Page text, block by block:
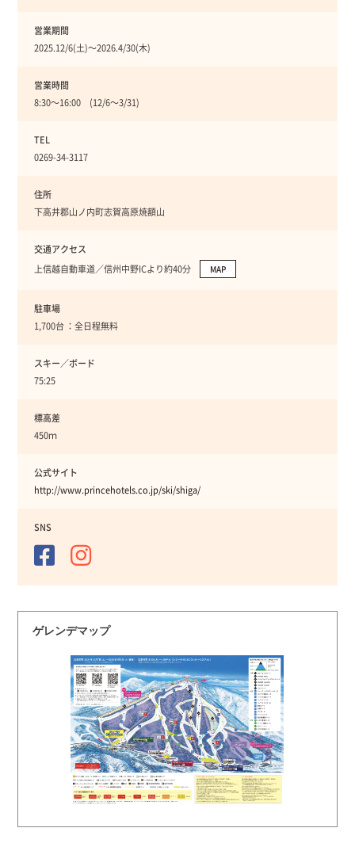
営業期間
2025.12/6(土)〜2026.4/30(木)
営業時間
8:30〜16:00 (12/6〜3/31)
TEL
0269-34-3117
住所
下高井郡山ノ内町志賀高原焼額山
交通アクセス
上信越自動車道／信州中野ICより約40分
MAP
駐車場
1,700台 ：全日程無料
スキー／ボード
75:25
標高差
450ｍ
公式サイト
http://www.princehotels.co.jp/ski/shiga/
SNS
ゲレンデマップ